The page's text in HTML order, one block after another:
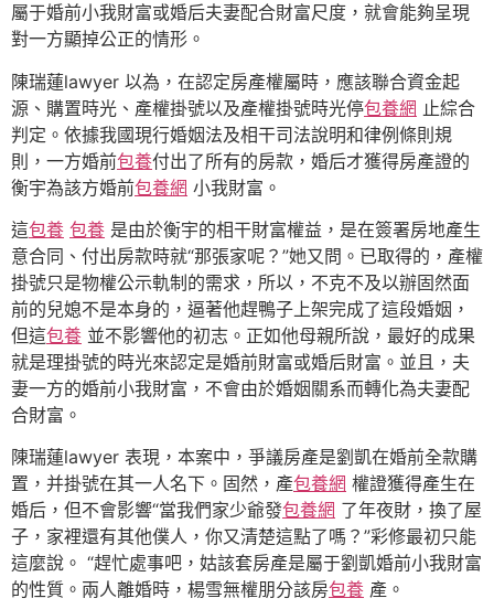
屬于婚前小我財富或婚后夫妻配合財富尺度，就會能夠呈現
對一方顯掉公正的情形。
陳瑞蓮lawyer 以為，在認定房產權屬時，應該聯合資金起
源、購置時光、產權掛號以及產權掛號時光停包養網 止綜合
判定。依據我國現行婚姻法及相干司法說明和律例條則規
則，一方婚前包養付出了所有的房款，婚后才獲得房產證的
衡宇為該方婚前包養網 小我財富。
這包養 包養 是由於衡宇的相干財富權益，是在簽署房地產生
意合同、付出房款時就“那張家呢？”她又問。已取得的，產權
掛號只是物權公示軌制的需求，所以，不克不及以辦固然面
前的兒媳不是本身的，逼著他趕鴨子上架完成了這段婚姻，
但這包養 並不影響他的初志。正如他母親所說，最好的成果
就是理掛號的時光來認定是婚前財富或婚后財富。並且，夫
妻一方的婚前小我財富，不會由於婚姻關系而轉化為夫妻配
合財富。
陳瑞蓮lawyer 表現，本案中，爭議房產是劉凱在婚前全款購
置，并掛號在其一人名下。固然，產包養網 權證獲得產生在
婚后，但不會影響“當我們家少爺發包養網 了年夜財，換了屋
子，家裡還有其他僕人，你又清楚這點了嗎？”彩修最初只能
這麼說。 “趕忙處事吧，姑該套房產是屬于劉凱婚前小我財富
的性質。兩人離婚時，楊雪無權朋分該房包養 產。